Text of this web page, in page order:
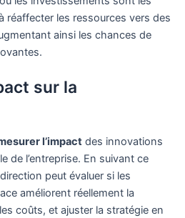
réaffecter les ressources vers des
ainsi les chances de
sur la
l’impact des innovations
de l’entreprise. En suivant ce
peut évaluer si les
améliorent réellement la
coûts, et ajuster la stratégie en